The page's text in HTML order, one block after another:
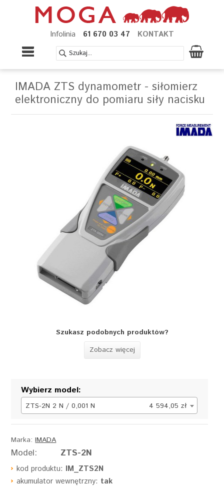
Infolinia 61 670 03 47 KONTAKT
IMADA ZTS dynamometr - siłomierz
elektroniczny do pomiaru siły nacisku
Szukasz podobnych produktów?
Zobacz więcej
Wybierz model:
ZTS-2N 2 N / 0,001 N 4 594,05 zł
Marka:IMADA
Model: ZTS-2N
kod produktu: IM_ZTS2N
akumulator wewnętrzny: tak